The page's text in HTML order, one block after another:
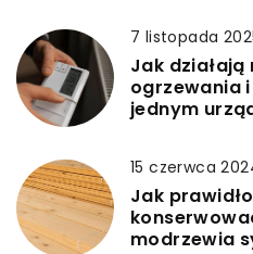
7 listopada
Jak
ogrzewania
jednym
15 czerwca
Jak
modrzewia